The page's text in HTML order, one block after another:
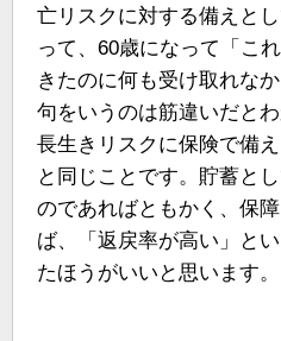
亡リスクに対する備えと
って、60歳になって「こ
きたのに何も受け取れな
句をいうのは筋違いだとわ
長生きリスクに保険で備
と同じことです。貯蓄と
のであればともかく、保
ば、「返戻率が高い」と
たほうがいいと思います。